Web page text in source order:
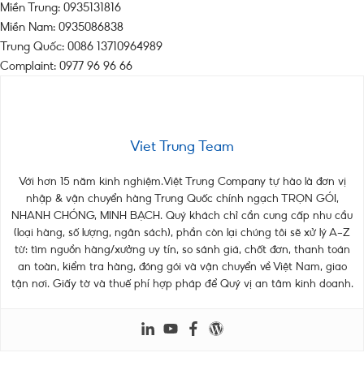
Miền Trung: 0935131816
Miền Nam: 0935086838
Trung Quốc: 0086 13710964989
Complaint: 0977 96 96 66
Viet Trung Team
Với hơn 15 năm kinh nghiệm.Việt Trung Company tự hào là đơn vị
nhập & vận chuyển hàng Trung Quốc chính ngạch TRỌN GÓI,
NHANH CHÓNG, MINH BẠCH. Quý khách chỉ cần cung cấp nhu cầu
(loại hàng, số lượng, ngân sách), phần còn lại chúng tôi sẽ xử lý A–Z
từ: tìm nguồn hàng/xưởng uy tín, so sánh giá, chốt đơn, thanh toán
an toàn, kiểm tra hàng, đóng gói và vận chuyển về Việt Nam, giao
tận nơi. Giấy tờ và thuế phí hợp pháp để Quý vị an tâm kinh doanh.